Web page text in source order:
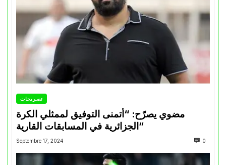
تصريحات
مضوي يصرّح: “أتمنى التوفيق لممثلي الكرة
الجزائرية في المسابقات القارية”
Septembre 17, 2024 0